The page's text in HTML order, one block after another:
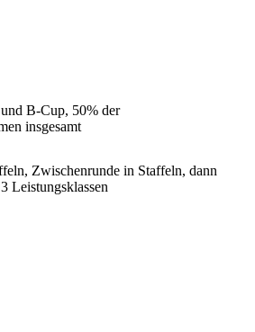
B-Cup, 50% der
insgesamt
Zwischenrunde in Staffeln, dann
Leistungsklassen